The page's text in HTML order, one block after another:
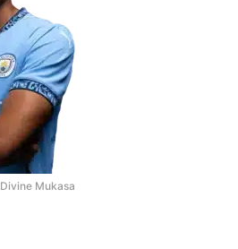
Divine Mukasa